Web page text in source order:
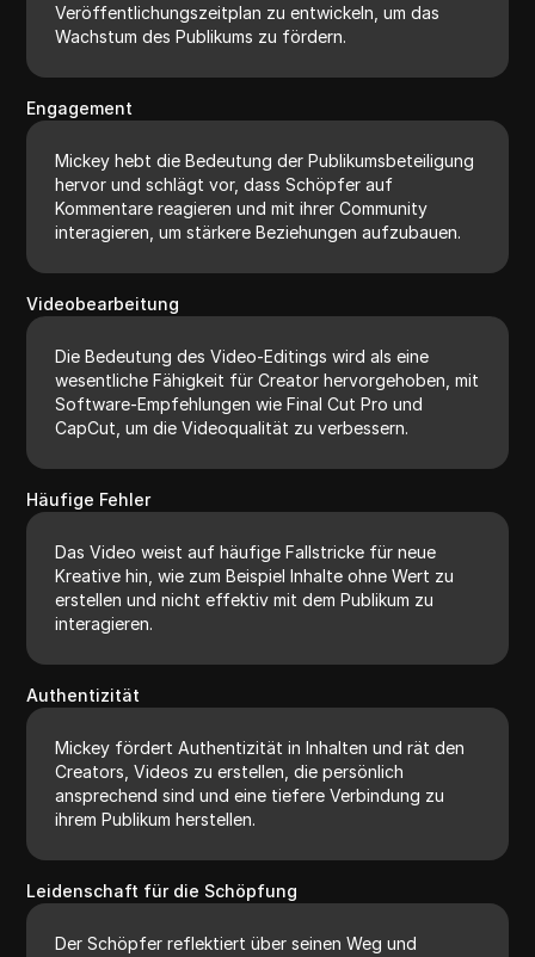
Veröffentlichungszeitplan zu entwickeln, um das
Wachstum des Publikums zu fördern.
Engagement
Mickey hebt die Bedeutung der Publikumsbeteiligung
hervor und schlägt vor, dass Schöpfer auf
Kommentare reagieren und mit ihrer Community
interagieren, um stärkere Beziehungen aufzubauen.
Videobearbeitung
Die Bedeutung des Video-Editings wird als eine
wesentliche Fähigkeit für Creator hervorgehoben, mit
Software-Empfehlungen wie Final Cut Pro und
CapCut, um die Videoqualität zu verbessern.
Häufige Fehler
Das Video weist auf häufige Fallstricke für neue
Kreative hin, wie zum Beispiel Inhalte ohne Wert zu
erstellen und nicht effektiv mit dem Publikum zu
interagieren.
Authentizität
Mickey fördert Authentizität in Inhalten und rät den
Creators, Videos zu erstellen, die persönlich
ansprechend sind und eine tiefere Verbindung zu
ihrem Publikum herstellen.
Leidenschaft für die Schöpfung
Der Schöpfer reflektiert über seinen Weg und